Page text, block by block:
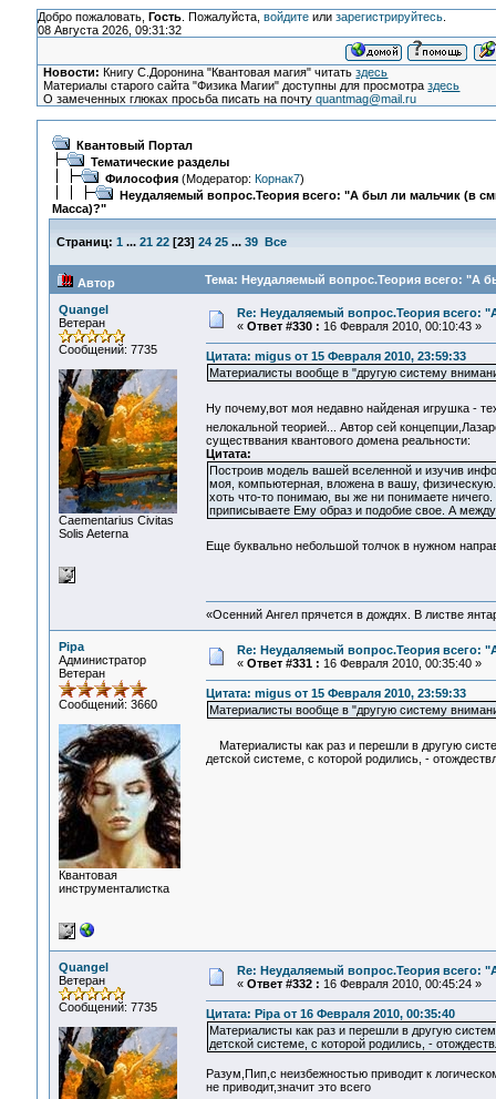
Добро пожаловать, Гость. Пожалуйста, войдитеили зарегистрируйтесь.
08 Августа 2026, 09:31:32
Новости: Книгу С.Доронина "Квантовая магия" читатьздесь
Материалы старого сайта "Физика Магии" доступны для просмотраздесь
О замеченных глюках просьба писать на почтуquantmag@mail.ru
Квантовый Портал
Тематические разделы
Философия(Модератор: Корнак7)
Неудаляемый вопрос.Теория всего: "А был ли мальчик (в
Масса)?"
Страниц: 1 ... 21 22[23] 24 25 ... 39 Все
Автор Тема: Неудаляемый вопрос.Теория всего: "А
Quangel
Ветеран
Сообщений: 7735
Сaementarius Civitas
Solis Aeterna
Re: Неудаляемый вопрос.Теория всего:
« Ответ #330 : 16 Февраля 2010, 00:10:43 »
Цитата: migus от 15 Февраля 2010, 23:59:33
Материалисты вообще в "другую систему
Ну почему,вот моя недавно найденая игрушка -
нелокальной теорией... Автор сей
существвания квантового домена реальности:
Цитата:
Построив модель вашей вселенной и изучив
моя, компьютерная, вложена в вашу,
хоть что-то понимаю, вы же ни понимаете
приписываете Ему образ и подобие свое. А
Еще буквально небольшой толчок в нужном
«Осенний Ангел прячется в дождях. В листве
Pipa
Администратор
Ветеран
Сообщений: 3660
Квантовая
инструменталистка
Re: Неудаляемый вопрос.Теория всего:
« Ответ #331 : 16 Февраля 2010, 00:35:40 »
Цитата: migus от 15 Февраля 2010, 23:59:33
Материалисты вообще в "другую систему
Материалисты как раз и перешли в другую
детской системе, с которой родились, -
Quangel
Ветеран
Сообщений: 7735
Re: Неудаляемый вопрос.Теория всего:
« Ответ #332 : 16 Февраля 2010, 00:45:24 »
Цитата: Pipa от 16 Февраля 2010, 00:35:40
Материалисты как раз и перешли в другую
детской системе, с которой родились, -
Разум,Пип,с неизбежностью приводит к
не приводит,значит это всего